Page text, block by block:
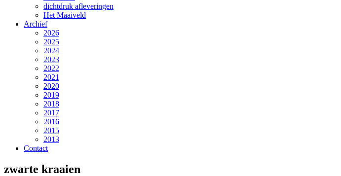
dichtdruk afleveringen
Het Maaiveld
Archief
2026
2025
2024
2023
2022
2021
2020
2019
2018
2017
2016
2015
2013
Contact
zwarte kraaien